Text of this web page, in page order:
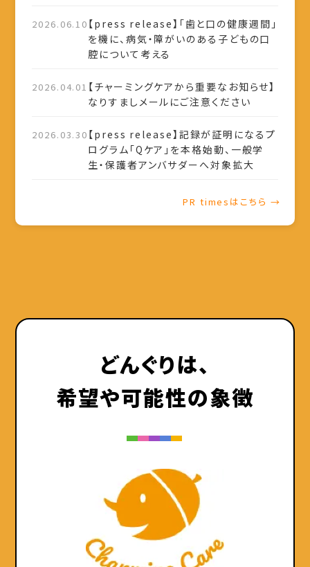
2026.06.10 【press release】「歯と口の健康週間」
を機に、病気・障がいのある子どもの口
腔について考える
2026.04.01 【チャーミングケアから重要なお知らせ】
なりすましメールにご注意ください
2026.03.30 【press release】記録が証明になるプ
ログラム「Qケア」を本格始動、一般学
生・保護者アンバサダーへ対象拡大
PR timesはこちら →
どんぐりは、
希望や可能性の象徴